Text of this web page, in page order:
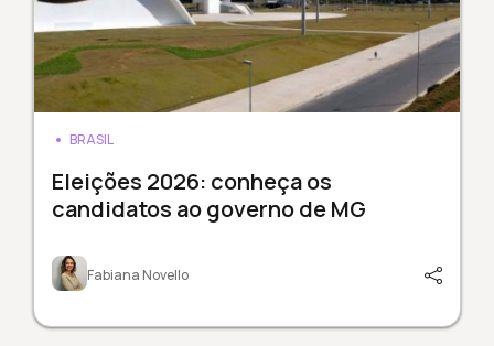
BRASIL
Eleições 2026: conheça os
candidatos ao governo de MG
Fabiana Novello